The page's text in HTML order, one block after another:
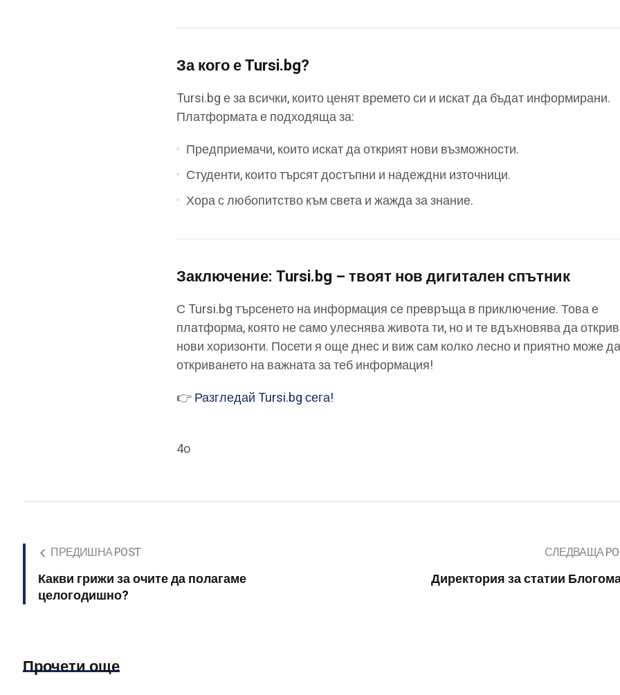
За кого е Tursi.bg?
Tursi.bg е за всички, които ценят времето си и искат да бъдат информирани.
Платформата е подходяща за:
Предприемачи, които искат да открият нови възможности.
Студенти, които търсят достъпни и надеждни източници.
Хора с любопитство към света и жажда за знание.
Заключение: Tursi.bg – твоят нов дигитален спътник
С Tursi.bg търсенето на информация се превръща в приключение. Това е
платформа, която не само улеснява живота ти, но и те вдъхновява да
нови хоризонти. Посети я още днес и виж сам колко лесно и приятно може
откриването на важната за теб информация!
👉Разгледай Tursi.bg сега!
4o
ПРЕДИШНА POST
Какви грижи за очите да полагаме
целогодишно?
СЛЕДВАЩА
Директория за статии
Прочети още